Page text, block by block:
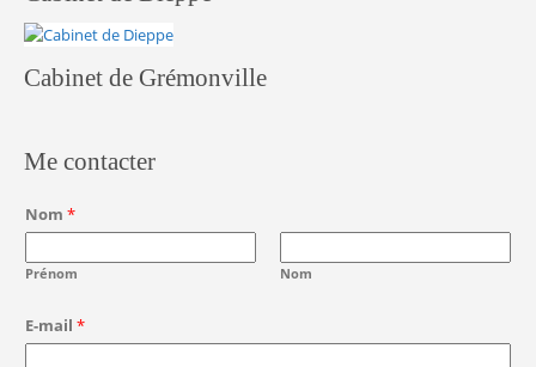
Cabinet de Grémonville
Me contacter
Nom *
Prénom Nom
-
E-mail *